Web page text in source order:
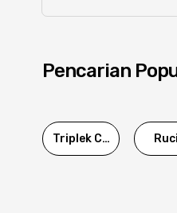
Pencarian
Triplek Cor